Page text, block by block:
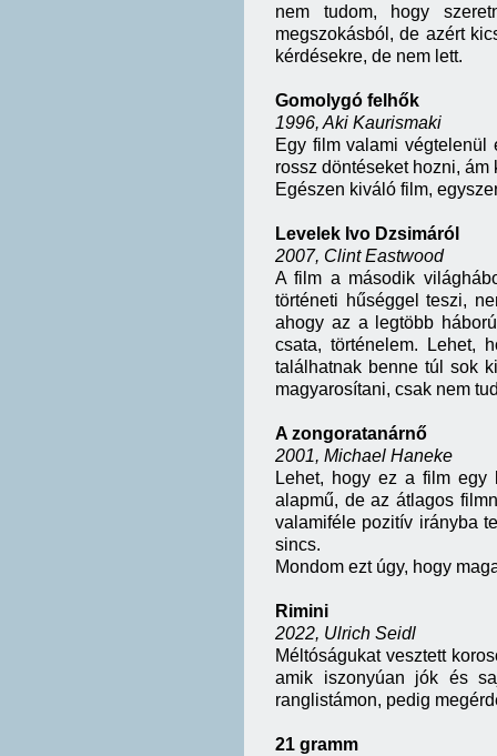
nem tudom, hogy
megszokásból, de azért
kérdésekre, de nem lett.
Gomolygó felhők
1996, Aki Kaurismaki
Egy film valami végtelenül
rossz döntéseket hozni,
Egészen kiváló film,
Levelek Ivo Dzsimáról
2007, Clint Eastwood
A film a második
történeti hűséggel teszi,
ahogy az a legtöbb
csata, történelem. Lehet,
találhatnak benne túl sok
magyarosítani, csak nem
A zongoratanárnő
2001, Michael Haneke
Lehet, hogy ez a film egy
alapmű, de az átlagos
valamiféle pozitív irányba
sincs.
Mondom ezt úgy, hogy
Rimini
2022, Ulrich Seidl
Méltóságukat vesztett
amik iszonyúan jók és
ranglistámon, pedig
21 gramm